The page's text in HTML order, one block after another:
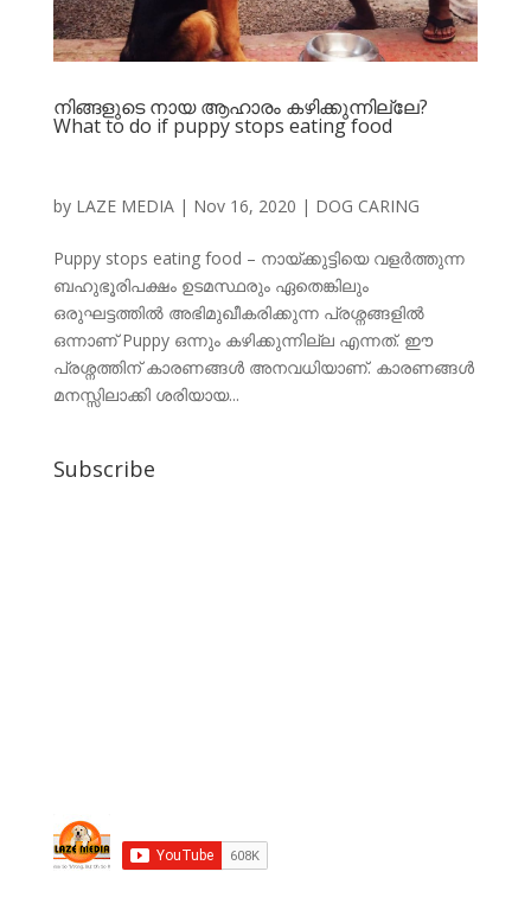
നിങ്ങളുടെ നായ ആഹാരം കഴിക്കുന്നില്ലേ?
What to do if puppy stops eating food
by LAZE MEDIA| Nov 16, 2020 | DOG CARING
Puppy stops eating food – നായ്ക്കുട്ടിയെ വളര്‍ത്തുന്ന
ബഹുഭൂരിപക്ഷം ഉടമസ്ഥരും ഏതെങ്കിലും
ഒരുഘട്ടത്തില്‍ അഭിമുഖീകരിക്കുന്ന പ്രശ്നങ്ങളില്‍
ഒന്നാണ് Puppy ഒന്നും കഴിക്കുന്നില്ല എന്നത്. ഈ
പ്രശ്നത്തിന് കാരണങ്ങള്‍ അനവധിയാണ്. കാരണങ്ങള്‍
മനസ്സിലാക്കി ശരിയായ...
Subscribe